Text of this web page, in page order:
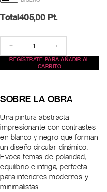
Total405,00 Pt.
− +
REGÍSTRATE PARA AÑADIR AL
CARRITO
SOBRE LA OBRA
Una pintura abstracta
impresionante con contrastes
en blanco y negro que forman
un diseño circular dinámico.
Evoca temas de polaridad,
equilibrio e intriga, perfecta
para interiores modernos y
minimalistas.